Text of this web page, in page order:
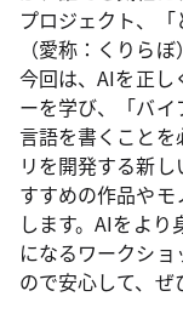
プロジェクト、
（愛称：くりら
今回は、AIを正し
ーを学び、「バ
言語を書くこと
リを開発する新
すすめの作品や
します。AIをよ
になるワークシ
ので安心して、ぜ